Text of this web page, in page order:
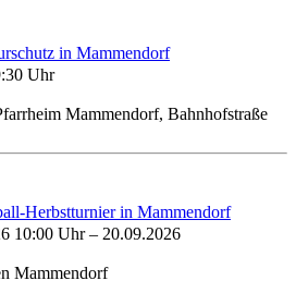
in Mammendorf
Uhr
Mammendorf, Bahnhofstraße
Herbstturnier in Mammendorf
10:00 Uhr– 20.09.2026
Mammendorf